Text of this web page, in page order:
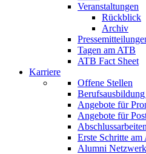
Veranstaltungen
Rückblick
Archiv
Tagen am ATB
ATB Fact Sheet
Karriere
Offene Stellen
Angebote für
Angebote für
Erste Schritte am
Alumni Netzwerk